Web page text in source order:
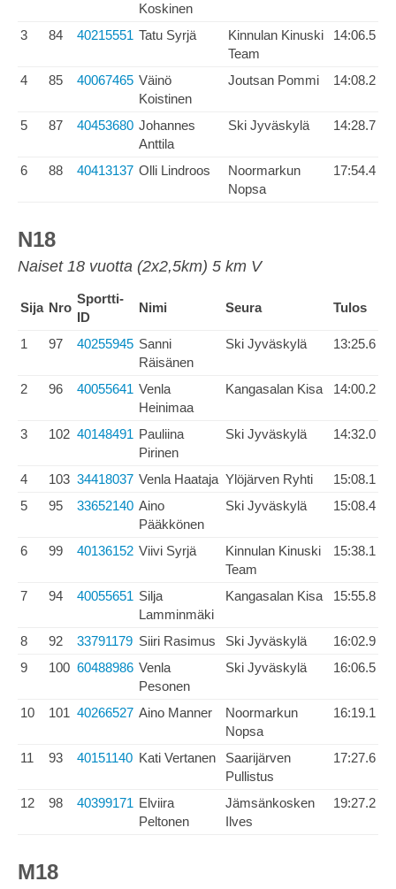
Koskinen
3 84 40215551 Tatu Syrjä
Kinnulan Kinuski
Team
14:06.5
4 85 40067465 Väinö
Koistinen
Joutsan Pommi 14:08.2
5 87 40453680 Johannes
Anttila
Ski Jyväskylä 14:28.7
6 88 40413137 Olli Lindroos
Noormarkun
Nopsa
17:54.4
N18
Naiset 18 vuotta (2x2,5km) 5 km V
Sija Nro
Sportti-
ID
Nimi Seura Tulos
1 97 40255945 Sanni
Räisänen
Ski Jyväskylä 13:25.6
2 96 40055641 Venla
Heinimaa
Kangasalan Kisa 14:00.2
3 102 40148491 Pauliina
Pirinen
Ski Jyväskylä 14:32.0
4 103 34418037 Venla Haataja Ylöjärven Ryhti
15:08.1
5
95 33652140 Aino
Pääkkönen
Ski Jyväskylä 15:08.4
6 99 40136152 Viivi Syrjä
Kinnulan Kinuski
Team
15:38.1
7 94 40055651 Silja
Lamminmäki
Kangasalan Kisa 15:55.8
8 92 33791179 Siiri Rasimus Ski Jyväskylä
16:02.9
9
100 60488986 Venla
Pesonen
Ski Jyväskylä 16:06.5
10 101 40266527 Aino Manner
Noormarkun
Nopsa
16:19.1
11 93 40151140 Kati Vertanen
Saarijärven
Pullistus
17:27.6
12 98 40399171 Elviira
Peltonen
Jämsänkosken
Ilves
19:27.2
M18